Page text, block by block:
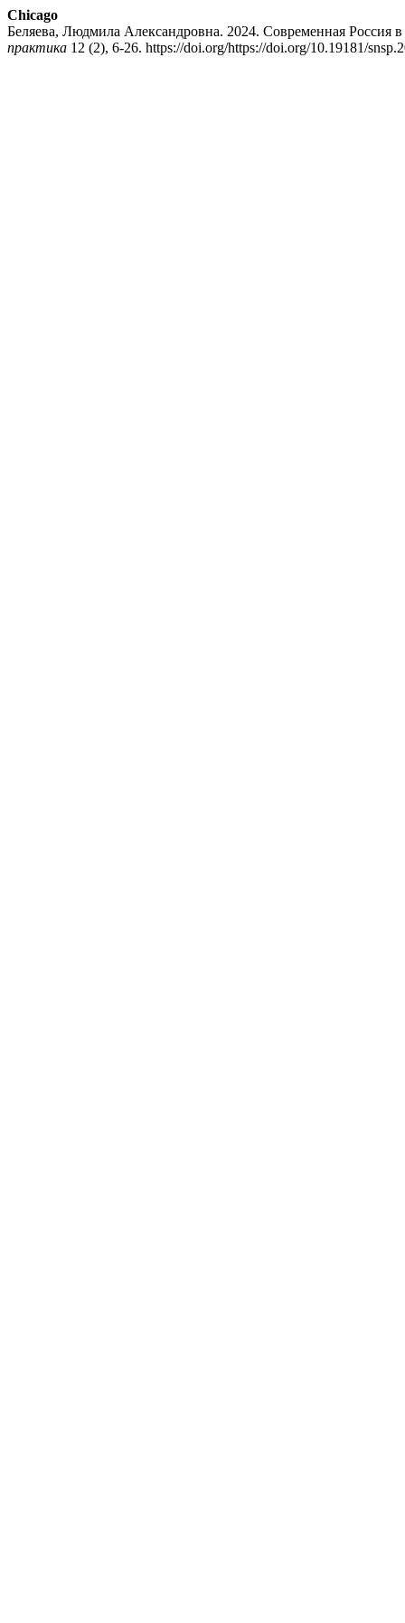
Chicago
Беляева, Людмила Александровна. 2024. Современная Россия
практика 12 (2), 6-26. https://doi.org/https://doi.org/10.19181/